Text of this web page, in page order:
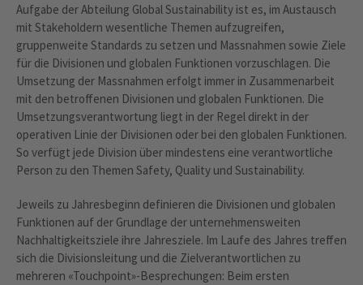
Aufgabe der Abteilung Global Sustainability ist es, im Austausch
mit Stakeholdern wesentliche Themen aufzugreifen,
gruppenweite Standards zu setzen und Massnahmen sowie Ziele
für die Divisionen und globalen Funktionen vorzuschlagen. Die
Umsetzung der Massnahmen erfolgt immer in Zusammenarbeit
mit den betroffenen Divisionen und globalen Funktionen. Die
Umsetzungsverantwortung liegt in der Regel direkt in der
operativen Linie der Divisionen oder bei den globalen Funktionen.
So verfügt jede Division über mindestens eine verantwortliche
Person zu den Themen Safety, Quality und Sustainability.
Jeweils zu Jahresbeginn definieren die Divisionen und globalen
Funktionen auf der Grundlage der unternehmensweiten
Nachhaltigkeitsziele ihre Jahresziele. Im Laufe des Jahres treffen
sich die Divisionsleitung und die Zielverantwortlichen zu
mehreren «Touchpoint»-Besprechungen: Beim ersten